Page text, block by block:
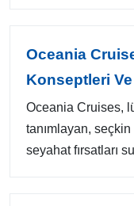
Oceania
Konseptleri Ve
Oceania Cruises,
tanımlayan,
seyahat fırsatları